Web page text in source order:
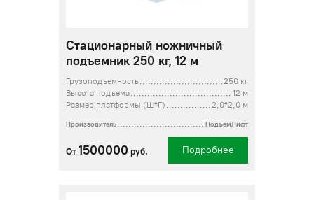
Стационарный ножничный
подъемник 250 кг, 12 м
Грузоподъемность
250 кг
Высота подъема
12 м
Размер платформы (Ш*Г)
2,0*2,0 м
Производитель ПодъемЛифт
От 1500000 руб. Подробнее